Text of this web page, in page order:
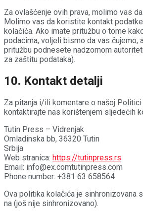
Za ovlašćenje ovih prava, molimo vas
Molimo vas da koristite kontakt
kolačića. Ako imate pritužbu o tome
podacima, voljeli bismo da vas čujemo,
pritužbu podnesete nadzornom
za zaštitu podataka).
10. Kontakt detalji
Za pitanja i/ili komentare o našoj
kontaktirajte nas korištenjem sljedećih
Tutin Press – Vidrenjak
Omladinska bb, 36320 Tutin
Srbija
Web stranica: https://tutinpress.rs
Email: info@ex.comtutinpress.com
Phone number: +381 63 658564
Ova politika kolačića je sinhronizovana
na (još nije sinhronizovano).